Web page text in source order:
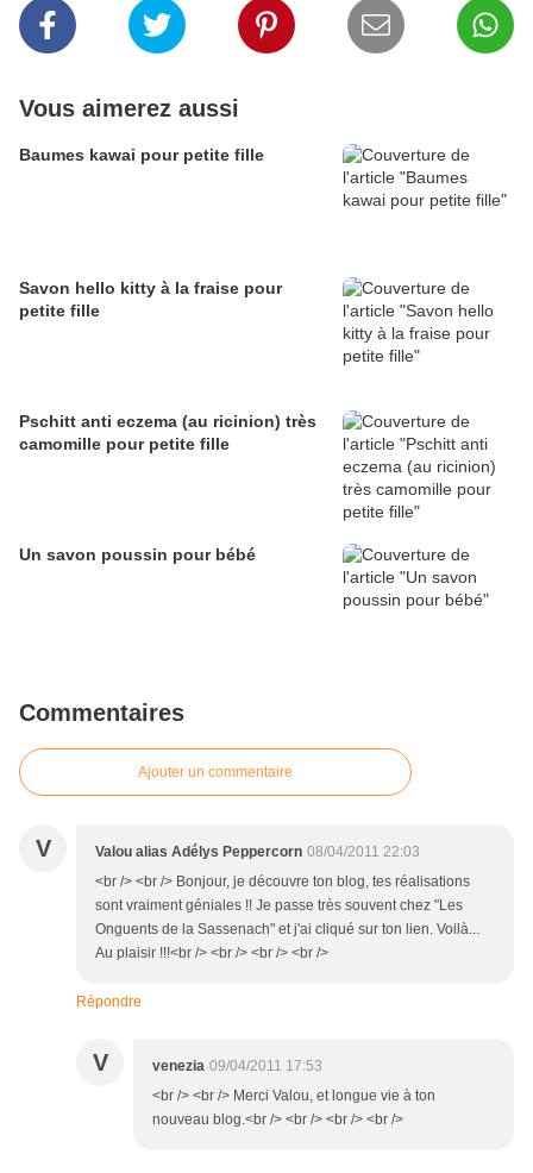
Vous aimerez aussi
Baumes kawai pour petite fille
Savon hello kitty à la fraise pour
petite fille
Pschitt anti eczema (au ricinion) très
camomille pour petite fille
Un savon poussin pour bébé
Commentaires
Ajouter un commentaire
V Valou alias Adélys Peppercorn 08/04/2011 22:03
<br /> <br /> Bonjour, je découvre ton blog, tes réalisations
sont vraiment géniales !! Je passe très souvent chez "Les
Onguents de la Sassenach" et j'ai cliqué sur ton lien. Voilà...
Au plaisir !!!<br /> <br /> <br /> <br />
Répondre
V venezia 09/04/2011 17:53
<br /> <br /> Merci Valou, et longue vie à ton
nouveau blog.<br /> <br /> <br /> <br />